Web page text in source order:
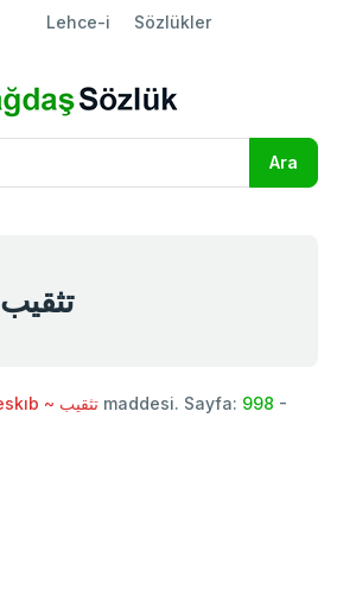
Lehce-i Sözlükler
teskıb ~ تثقيب
teskıb ~ تثقيب maddesi. Sayfa: 998 -